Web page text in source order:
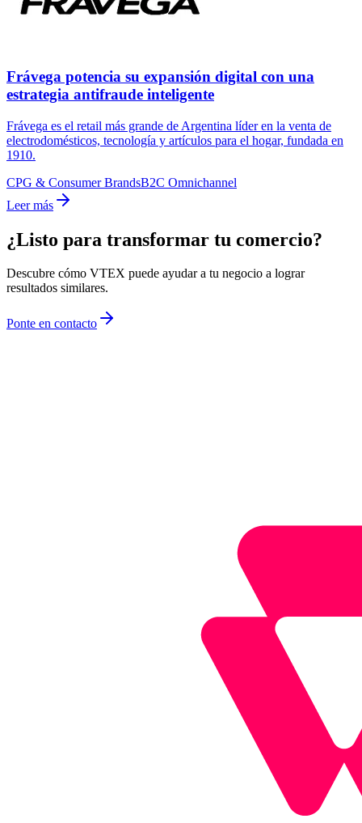
Frávega potencia su expansión digital con una
estrategia antifraude inteligente
Frávega es el retail más grande de Argentina líder en la venta de
electrodomésticos, tecnología y artículos para el hogar, fundada en
1910.
CPG & Consumer BrandsB2C Omnichannel
Leer más
¿Listo para transformar tu comercio?
Descubre cómo VTEX puede ayudar a tu negocio a lograr
resultados similares.
Ponte en contacto